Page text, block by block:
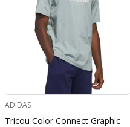
ADIDAS
Tricou Color Connect Graphic